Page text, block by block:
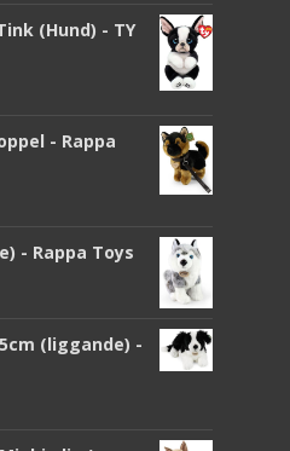
(Hund) - TY
- Rappa
- Rappa Toys
(liggande) -